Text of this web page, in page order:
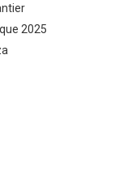
2025